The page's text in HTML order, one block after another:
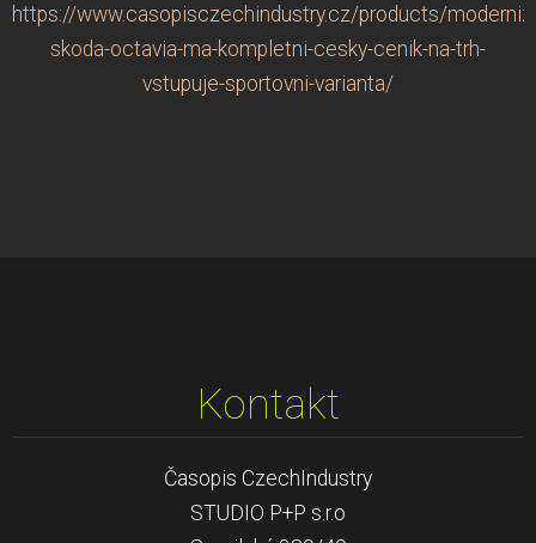
https://www.casopisczechindustry.cz/products/
skoda-octavia-ma-kompletni-cesky-cenik-na-trh-
vstupuje-sportovni-varianta/
Kontakt
Časopis CzechIndustry
STUDIO P+P s.r.o